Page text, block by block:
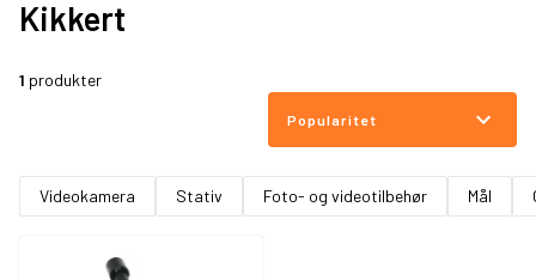
Kikkert
1 produkter
Popularitet
Videokamera Stativ Foto- og videotilbehør Mål